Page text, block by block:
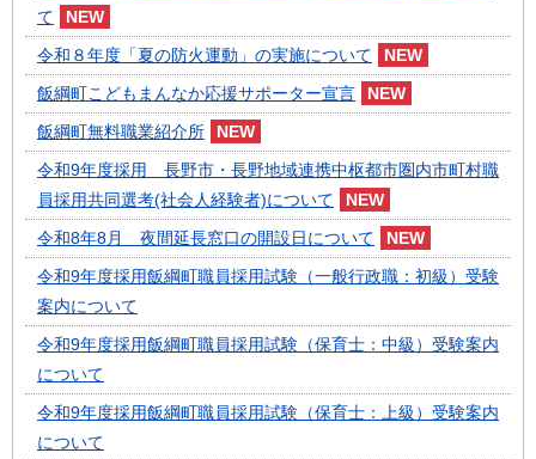
て
令和８年度「夏の防火運動」の実施について
飯綱町こどもまんなか応援サポーター宣言
飯綱町無料職業紹介所
令和9年度採用 長野市・長野地域連携中枢都市圏内市町村職
員採用共同選考(社会人経験者)について
令和8年8月 夜間延長窓口の開設日について
令和9年度採用飯綱町職員採用試験（一般行政職：初級）受験
案内について
令和9年度採用飯綱町職員採用試験（保育士：中級）受験案内
について
令和9年度採用飯綱町職員採用試験（保育士：上級）受験案内
について